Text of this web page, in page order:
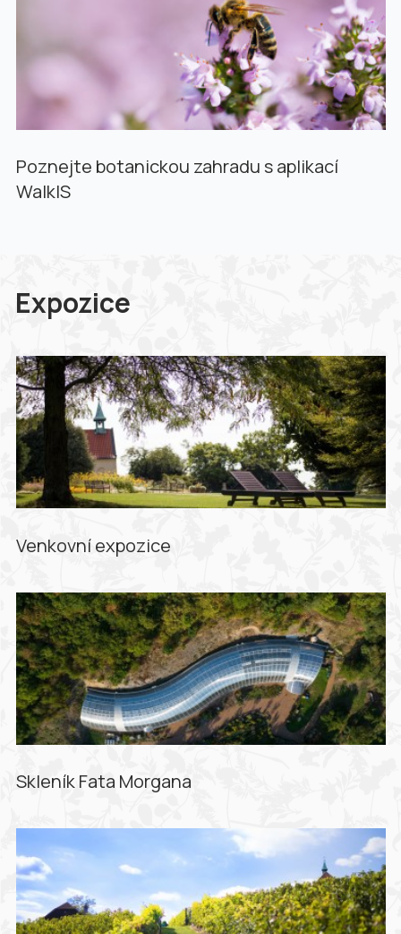
Poznejte botanickou zahradu s aplikací
WalkIS
Expozice
Venkovní expozice
Skleník Fata Morgana